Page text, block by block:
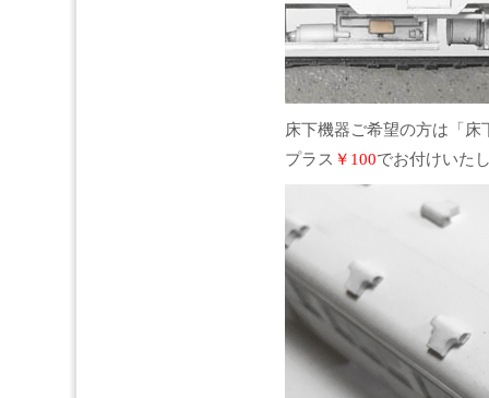
床下機器ご希望の方は「
プラス ￥100でお付けいた